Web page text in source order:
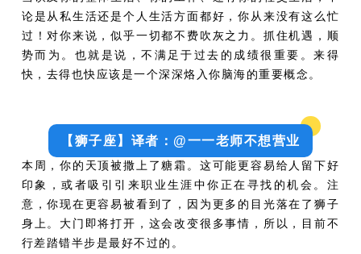
论是从私生活还是个人生活方面都好，你从来没有这么忙
过！对你来说，似乎一切都不费吹灰之力。抓住机遇，顺
势而为。也就是说，不满足于过去的成绩很重要。来得
快，去得也快应该是一个深深烙入你脑海的重要概念。
【狮子座】译者：@一一老师不想营业
本周，你的天顶被撒上了糖霜。这可能更容易给人留下好
印象，或者吸引引来职业生涯中你正在寻找的机会。注
意，你现在更容易被看到了，因为更多的目光落在了狮子
身上。大门即将打开，这会改变很多事情，所以，目前不
行差踏错半步是最好不过的。